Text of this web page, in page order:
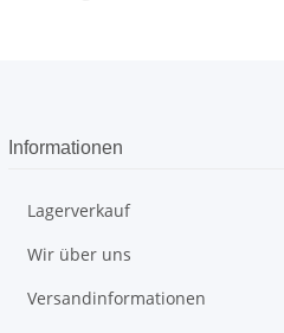
Informationen
Lagerverkauf
Wir über uns
Versandinformationen